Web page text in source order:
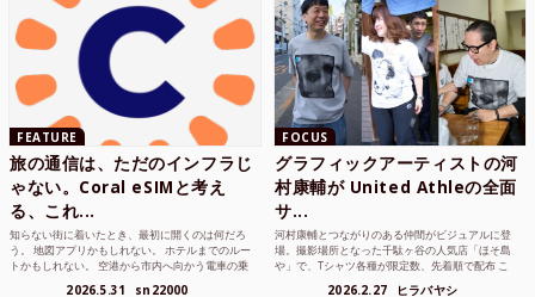
FEATURE
旅の通信は、ただのインフラじ
ゃない。Coral eSIMと考え
る、これ...
知らない街に着いたとき、最初に開くのは何だろ
う。 地図アプリかもしれない。 ホテルまでのルー
トかもしれない。 空港から市内へ向かう電車の乗
2026.5.31 sn22000
FOCUS
グラフィックアーティストの河
村康輔が United Athleの全面
サ...
河村康輔とつながりのある仲間がビジュアルに登
場。撮影場所となった千駄ヶ谷の人気店「ほそ島
や」で、Tシャツ各種が限定数、先着順で配布 こ
2026.2.27 ヒラバヤシ